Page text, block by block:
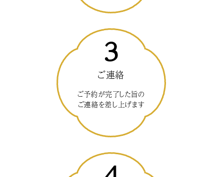
3
ご連絡
ご予約が完了した旨の
ご連絡を差し上げます